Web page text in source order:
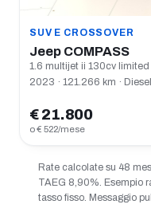
SUV E CROSSOVER
Jeep COMPASS
1.6 multijet ii 130cv
2023 · 121.266 km ·
€ 21.800
o € 522/mese
Rate calcolate su 48
TAEG 8,90%. Esempio
tasso fisso. Messaggio